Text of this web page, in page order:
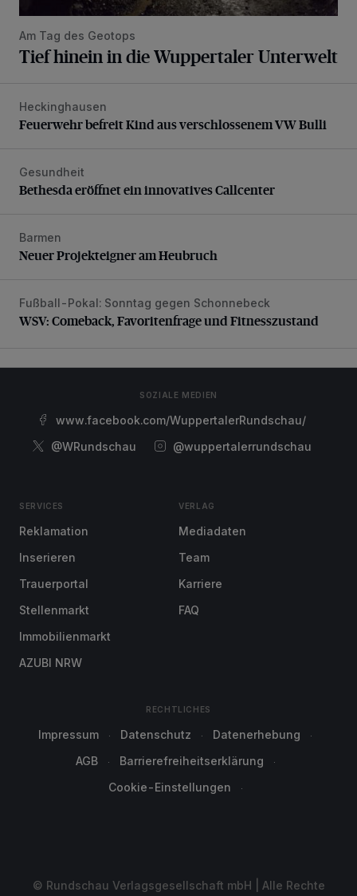
Am Tag des Geotops
Tief hinein in die Wuppertaler Unterwelt
Feuerwehr befreit Kind aus verschlossenem VW Bulli
Heckinghausen
Feuerwehr befreit Kind aus verschlossenem VW Bulli
Bethesda eröffnet ein innovatives Callcenter
Gesundheit
Bethesda eröffnet ein innovatives Callcenter
Neuer Projekteigner am Heubruch
Barmen
Neuer Projekteigner am Heubruch
WSV: Comeback, Favoritenfrage und Fitnesszustand
Fußball-Pokal: Sonntag gegen Schonnebeck
WSV: Comeback, Favoritenfrage und Fitnesszustand
SOZIALE MEDIEN
www.facebook.com/WuppertalerRundschau/
@WRundschau
@wuppertalerrundschau
SERVICES
Reklamation
Inserieren
Trauerportal
Stellenmarkt
Immobilienmarkt
AZUBI NRW
VERLAG
Mediadaten
Team
Karriere
FAQ
RECHTLICHES
Impressum Datenschutz
Datenerhebung
AGB
Barrierefreiheitserklärung
Cookie-Einstellungen
© Rundschau Verlagsgesellschaft mbH | Alle Rechte